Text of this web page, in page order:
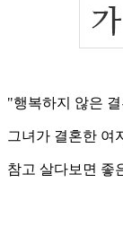
"행복하지 않은
그녀가 결혼한 여
참고 살다보면 좋